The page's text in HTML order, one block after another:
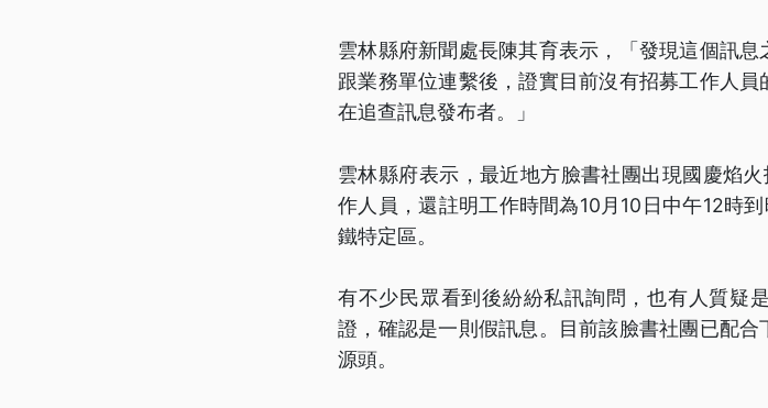
雲林縣府新聞處長陳其育表示，「發現這個訊
跟業務單位連繫後，證實目前沒有招募工作人
在追查訊息發布者。」
雲林縣府表示，最近地方臉書社團出現國慶焰
作人員，還註明工作時間為10月10日中午12時
鐵特定區。
有不少民眾看到後紛紛私訊詢問，也有人質疑
證，確認是一則假訊息。目前該臉書社團已配
源頭。